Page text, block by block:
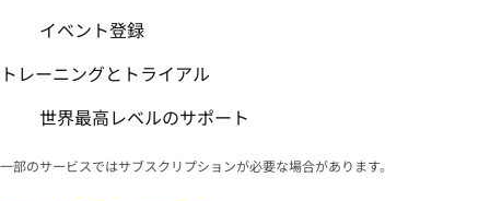
イベント登録
トレーニングとトライアル
世界最高レベルのサポート
一部のサービスではサブスクリプションが必要な場合があります。